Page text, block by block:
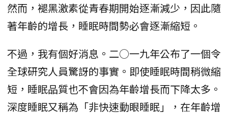
然而，褪黑激素從青春期開始逐漸減少，因此隨
著年齡的增長，睡眠時間勢必會逐漸縮短。
不過，我有個好消息。二○一九年公布了一個令
全球研究人員驚訝的事實。即使睡眠時間稍微縮
短，睡眠品質也不會因為年齡增長而下降太多。
深度睡眠又稱為「非快速動眼睡眠」，在年齡增